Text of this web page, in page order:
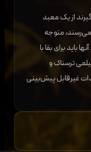
از یک معبد
می‌رسند، متوجه
باید برای بقا با
ترسناک و
غیرقابل پیش‌بینی